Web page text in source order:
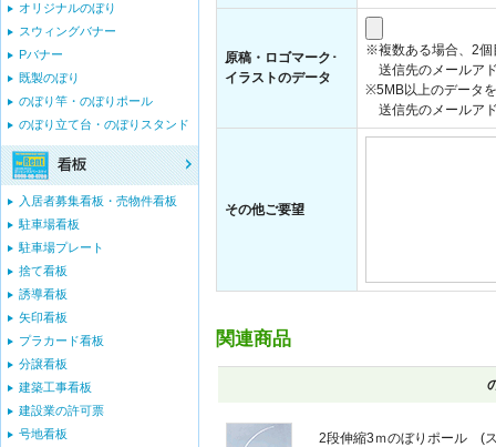
原稿・ロゴマーク･
イラストのデータ
※複数ある場合、2個
送信先のメールア
※5MB以上のデータ
送信先のメールア
その他ご要望
関連商品
2段伸縮3ｍのぼりポール (
オリジナルのぼり
スウィングバナー
Pバナー
既製のぼり
のぼり竿・のぼりポール
のぼり立て台・のぼりスタンド
入居者募集看板・売物件看板
駐車場看板
駐車場プレート
捨て看板
誘導看板
矢印看板
プラカード看板
分譲看板
建築工事看板
建設業の許可票
号地看板